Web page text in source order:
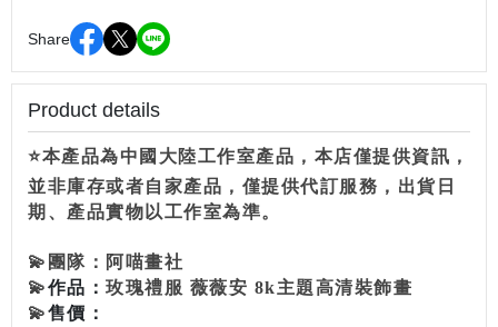
Share
Product details
⭐本產品為中國大陸工作室產品，本店僅提供資訊，
並非庫存或者自家產品，僅提供代訂服務，出貨日
期、產品實物以工作室為準。
💫 團隊： 阿喵畫社
💫作品： 玫瑰禮服 薇薇安 8k主題高清裝飾畫
💫售價：